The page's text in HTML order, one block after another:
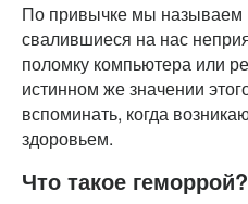
По привычке мы
свалившиеся на нас
поломку компьютера или
истинном же значении
вспоминать, когда
здоровьем.
Что такое геморрой?